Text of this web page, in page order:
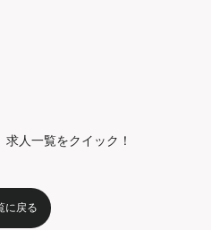
人一覧をクイック！
に戻る